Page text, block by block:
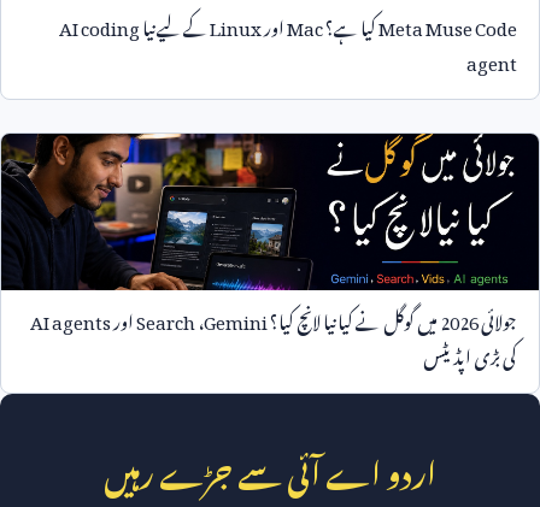
Meta Muse Codeکیا ہے؟MacاورLinuxکے لیے نیاAI coding
agent
جولائی2026میں گوگل نے کیا نیا لانچ کیا؟Gemini،SearchاورAI agents
کی بڑی اپڈیٹس
اردو اے آئی سے جڑے رہیں